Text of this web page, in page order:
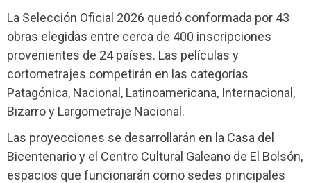
La Selección Oficial 2026 quedó conformada por 43
obras elegidas entre cerca de 400 inscripciones
provenientes de 24 países. Las películas y
cortometrajes competirán en las categorías
Patagónica, Nacional, Latinoamericana, Internacional,
Bizarro y Largometraje Nacional.
Las proyecciones se desarrollarán en la Casa del
Bicentenario y el Centro Cultural Galeano de El Bolsón,
espacios que funcionarán como sedes principales